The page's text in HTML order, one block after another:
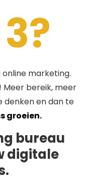
online marketing.
Meer bereik, meer
denken en dan te
groeien.
bureau
digitale